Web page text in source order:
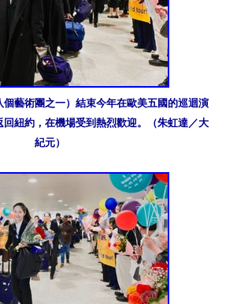
藝術團之一）結束今年在歐美五國的巡迴演
紐約，在機場受到熱烈歡迎。（朱虹達／大
紀元）